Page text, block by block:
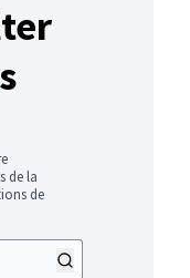
de la
de